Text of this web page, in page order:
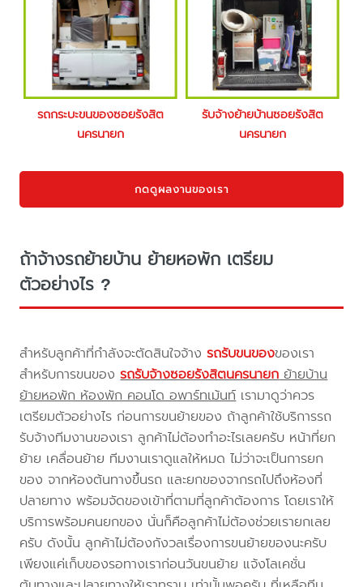
รถกระบะขนของซอยรังสิต
นครนายก
รับจ้างย้ายบ้านซอยรังสิต
นครนายก
กดดูผลงานของเรา
ถ้าจ้างรถย้ายบ้าน ย้ายหอพัก เตรียม
ตัวอย่างไร ?
สำหรับลูกค้าที่กำลังจะตัดสินใจจ้างรถรับขนของของเรา
สำหรับการขนของรถรับจ้างซอยรังสิตนครนายกย้ายบ้าน
ย้ายหอพัก ห้องพัก คอนโด อพาร์ทเม้นท์เรามาดูว่าควร
เตรียมตัวอย่างไร ก่อนการขนย้ายของ ถ้าลูกค้าใช้บริการรถ
รับจ้างทีมงานของเรา ลูกค้าไม่ต้องทำอะไรเลยครับ หน้าที่ยก
ย้าย เคลื่อนย้าย ทีมงานเราดูแลให้หมด ไม่ว่าจะเป็นการยก
ของ จากห้องต้นทางขึ้นรถ และยกของจากรถไปถึงห้องที่
ปลายทาง พร้อมจัดของเข้าที่ตามที่ลูกค้าต้องการ โดยเราให้
บริการพร้อมคนยกของ นั่นก็คือลูกค้าไม่ต้องช่วยเรายกเลย
ครับ ดังนั้น ลูกค้าไม่ต้องกังวลเรื่องการขนย้ายของนะครับ
เพียงแค่เก็บของรอทางเราก่อนวันขนย้าย แจ้งโลเคชั่น